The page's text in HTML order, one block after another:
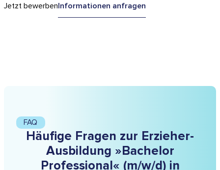
Jetzt bewerbenInformationen anfragen
FAQ
Häufige Fragen zur Erzieher-
Ausbildung »Bachelor
Professional« (m/w/d) in